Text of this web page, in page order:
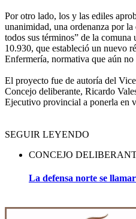
Por otro lado, los y las ediles
unanimidad, una ordenanza por la
todos sus términos” de la
10.930, que estableció un nuevo
Enfermería, normativa que aún no
El proyecto fue de autoría del
Concejo deliberante, Ricardo
Ejecutivo provincial a ponerla en
SEGUIR LEYENDO
CONCEJO
La defensa norte se